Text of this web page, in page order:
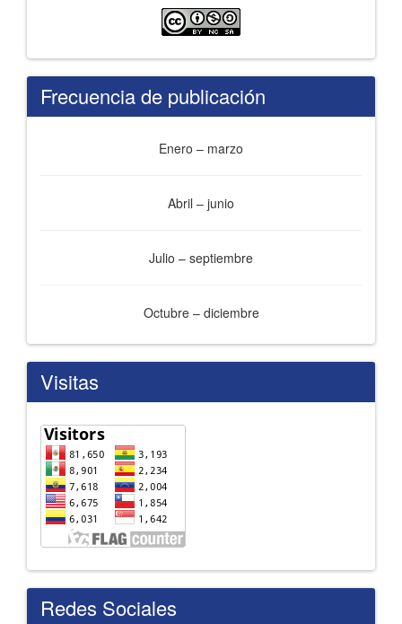
Frecuencia de publicación
Enero – marzo
Abril – junio
Julio – septiembre
Octubre – diciembre
Visitas
Redes Sociales